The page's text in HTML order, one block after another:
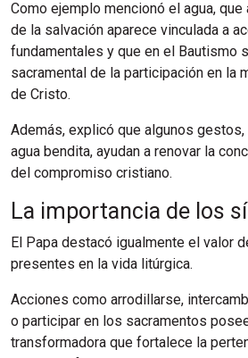
Como ejemplo mencionó el agua,
de la salvación aparece vinculada a
fundamentales y que en el Bautismo
sacramental de la participación en la
de Cristo.
Además, explicó que algunos
agua bendita, ayudan a renovar la
del compromiso cristiano.
La importancia de los
El Papa destacó igualmente el valor
presentes en la vida litúrgica.
Acciones como arrodillarse,
o participar en los sacramentos
transformadora que fortalece la